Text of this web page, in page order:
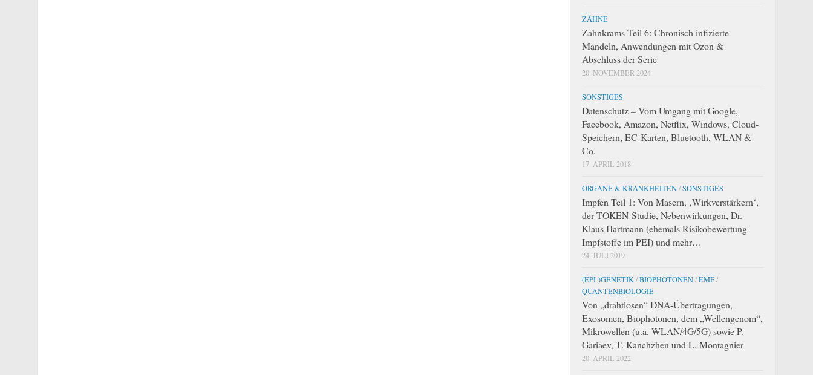
ZÄHNE
Zahnkrams Teil 6: Chronisch infizierte
Mandeln, Anwendungen mit Ozon &
Abschluss der Serie
20. NOVEMBER 2024
SONSTIGES
Datenschutz – Vom Umgang mit Google,
Facebook, Amazon, Netflix, Windows, Cloud-
Speichern, EC-Karten, Bluetooth, WLAN &
Co.
17. APRIL 2018
ORGANE & KRANKHEITEN/SONSTIGES
Impfen Teil 1: Von Masern, ‚Wirkverstärkern‘,
der TOKEN-Studie, Nebenwirkungen, Dr.
Klaus Hartmann (ehemals Risikobewertung
Impfstoffe im PEI) und mehr…
24. JULI 2019
(EPI-)GENETIK /BIOPHOTONEN/EMF/
QUANTENBIOLOGIE
Von „drahtlosen“ DNA-Übertragungen,
Exosomen, Biophotonen, dem „Wellengenom“,
Mikrowellen (u.a. WLAN/4G/5G) sowie P.
Gariaev, T. Kanchzhen und L. Montagnier
20. APRIL 2022